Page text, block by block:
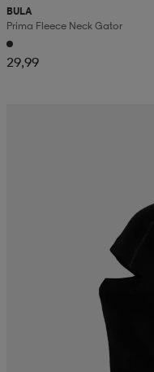
BULA
Prima Fleece Neck Gator
29,99